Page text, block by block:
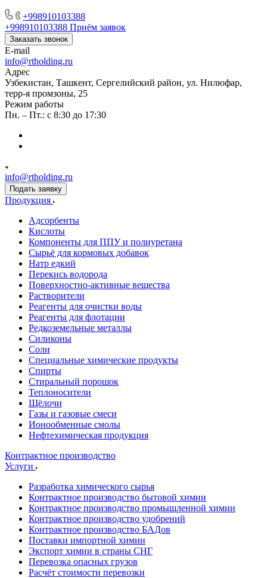
+998910103388
+998910103388 Приём заявок
Заказать звонок
E-mail
info@rtholding.ru
Адрес
Узбекистан, Ташкент, Сергелийский район, ул. Нилюфар,
терр-я промзоны, 25
Режим работы
Пн. – Пт.: с 8:30 до 17:30
info@rtholding.ru
Подать заявку
Продукция
Адсорбенты
Кислоты
Компоненты для ППУ и полиуретана
Сырьё для кормовых добавок
Натр едкий
Перекись водорода
Поверхностно-активные вещества
Растворители
Реагенты для очистки воды
Реагенты для флотации
Редкоземельные металлы
Силиконы
Соли
Специальные химические продукты
Спирты
Стиральный порошок
Теплоносители
Щёлочи
Газы и газовые смеси
Ионообменные смолы
Нефтехимическая продукция
Контрактное производство
Услуги
Разработка химического сырья
Контрактное производство бытовой химии
Контрактное производство промышленной химии
Контрактное производство удобрений
Контрактное производство БАДов
Поставки импортной химии
Экспорт химии в страны СНГ
Перевозка опасных грузов
Расчёт стоимости перевозки